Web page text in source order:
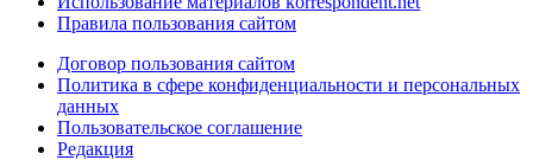
Правила пользования сайтом
Договор пользования сайтом
Политика в сфере конфиденциальности и персональных
данных
Пользовательское соглашение
Редакция